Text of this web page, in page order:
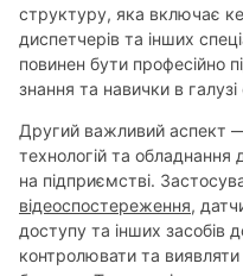
структуру, яка включає
диспетчерів та інших
повинен бути професійно
знання та навички в
Другий важливий аспект
технологій та обладнання
на підприємстві.
відеоспостереження,
доступу та інших засобів
контролювати та